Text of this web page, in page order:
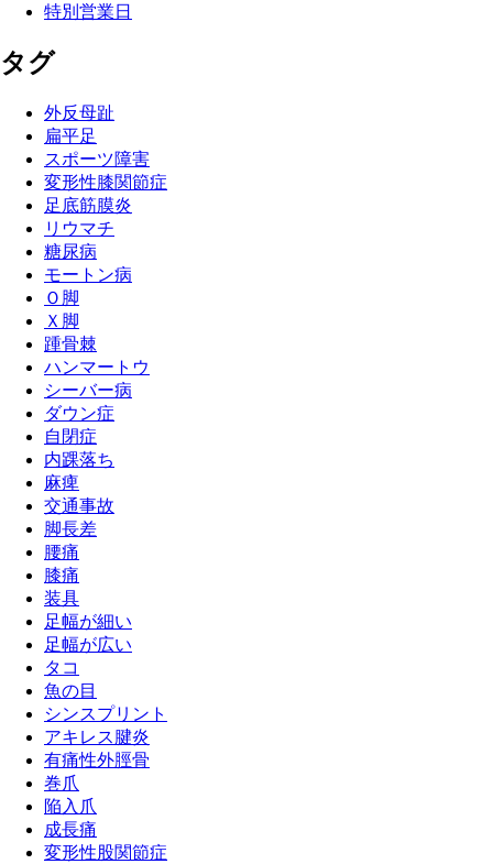
特別営業日
タグ
外反母趾
扁平足
スポーツ障害
変形性膝関節症
足底筋膜炎
リウマチ
糖尿病
モートン病
Ｏ脚
Ｘ脚
踵骨棘
ハンマートウ
シーバー病
ダウン症
自閉症
内踝落ち
麻痺
交通事故
脚長差
腰痛
膝痛
装具
足幅が細い
足幅が広い
タコ
魚の目
シンスプリント
アキレス腱炎
有痛性外脛骨
巻爪
陥入爪
成長痛
変形性股関節症